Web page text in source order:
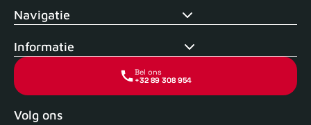
Navigatie
Informatie
Bel ons
+32 89 308 954
Volg ons